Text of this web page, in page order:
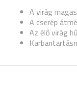
A virág
A cserép
Az élő virág